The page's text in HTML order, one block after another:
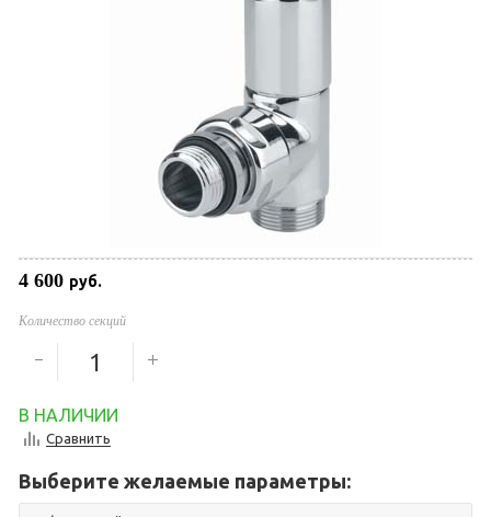
4 600 руб.
Количество секций
В НАЛИЧИИ
Сравнить
Выберите желаемые параметры: